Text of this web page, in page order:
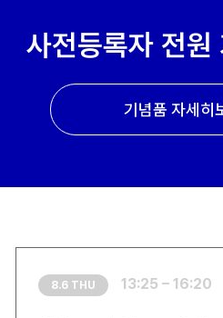
사전등록자 전원
기념품 자세히
8.6 THU 13:25 – 16:20